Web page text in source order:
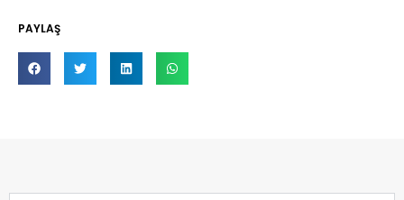
PAYLAŞ